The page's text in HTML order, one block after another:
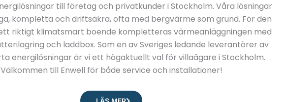
till företag och privatkunder i Stockholm. Våra lösningar
kompletta och driftsäkra, ofta med bergvärme som grund. För den
riktigt klimatsmart boende kompletteras värmeanläggningen med
och laddbox. Som en av Sveriges ledande leverantörer av
energilösningar är vi ett högaktuellt val för villaägare i Stockholm.
Välkommen till Enwell för både service och installationer!